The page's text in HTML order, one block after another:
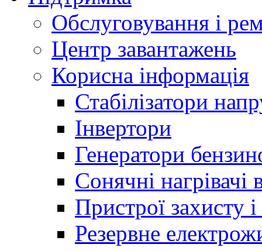
Обслуговування і
Центр завантажень
Корисна інформація
Стабілізатори
Інвертори
Генератори
Сонячні нагрівачі
Пристрої захисту і
Резервне